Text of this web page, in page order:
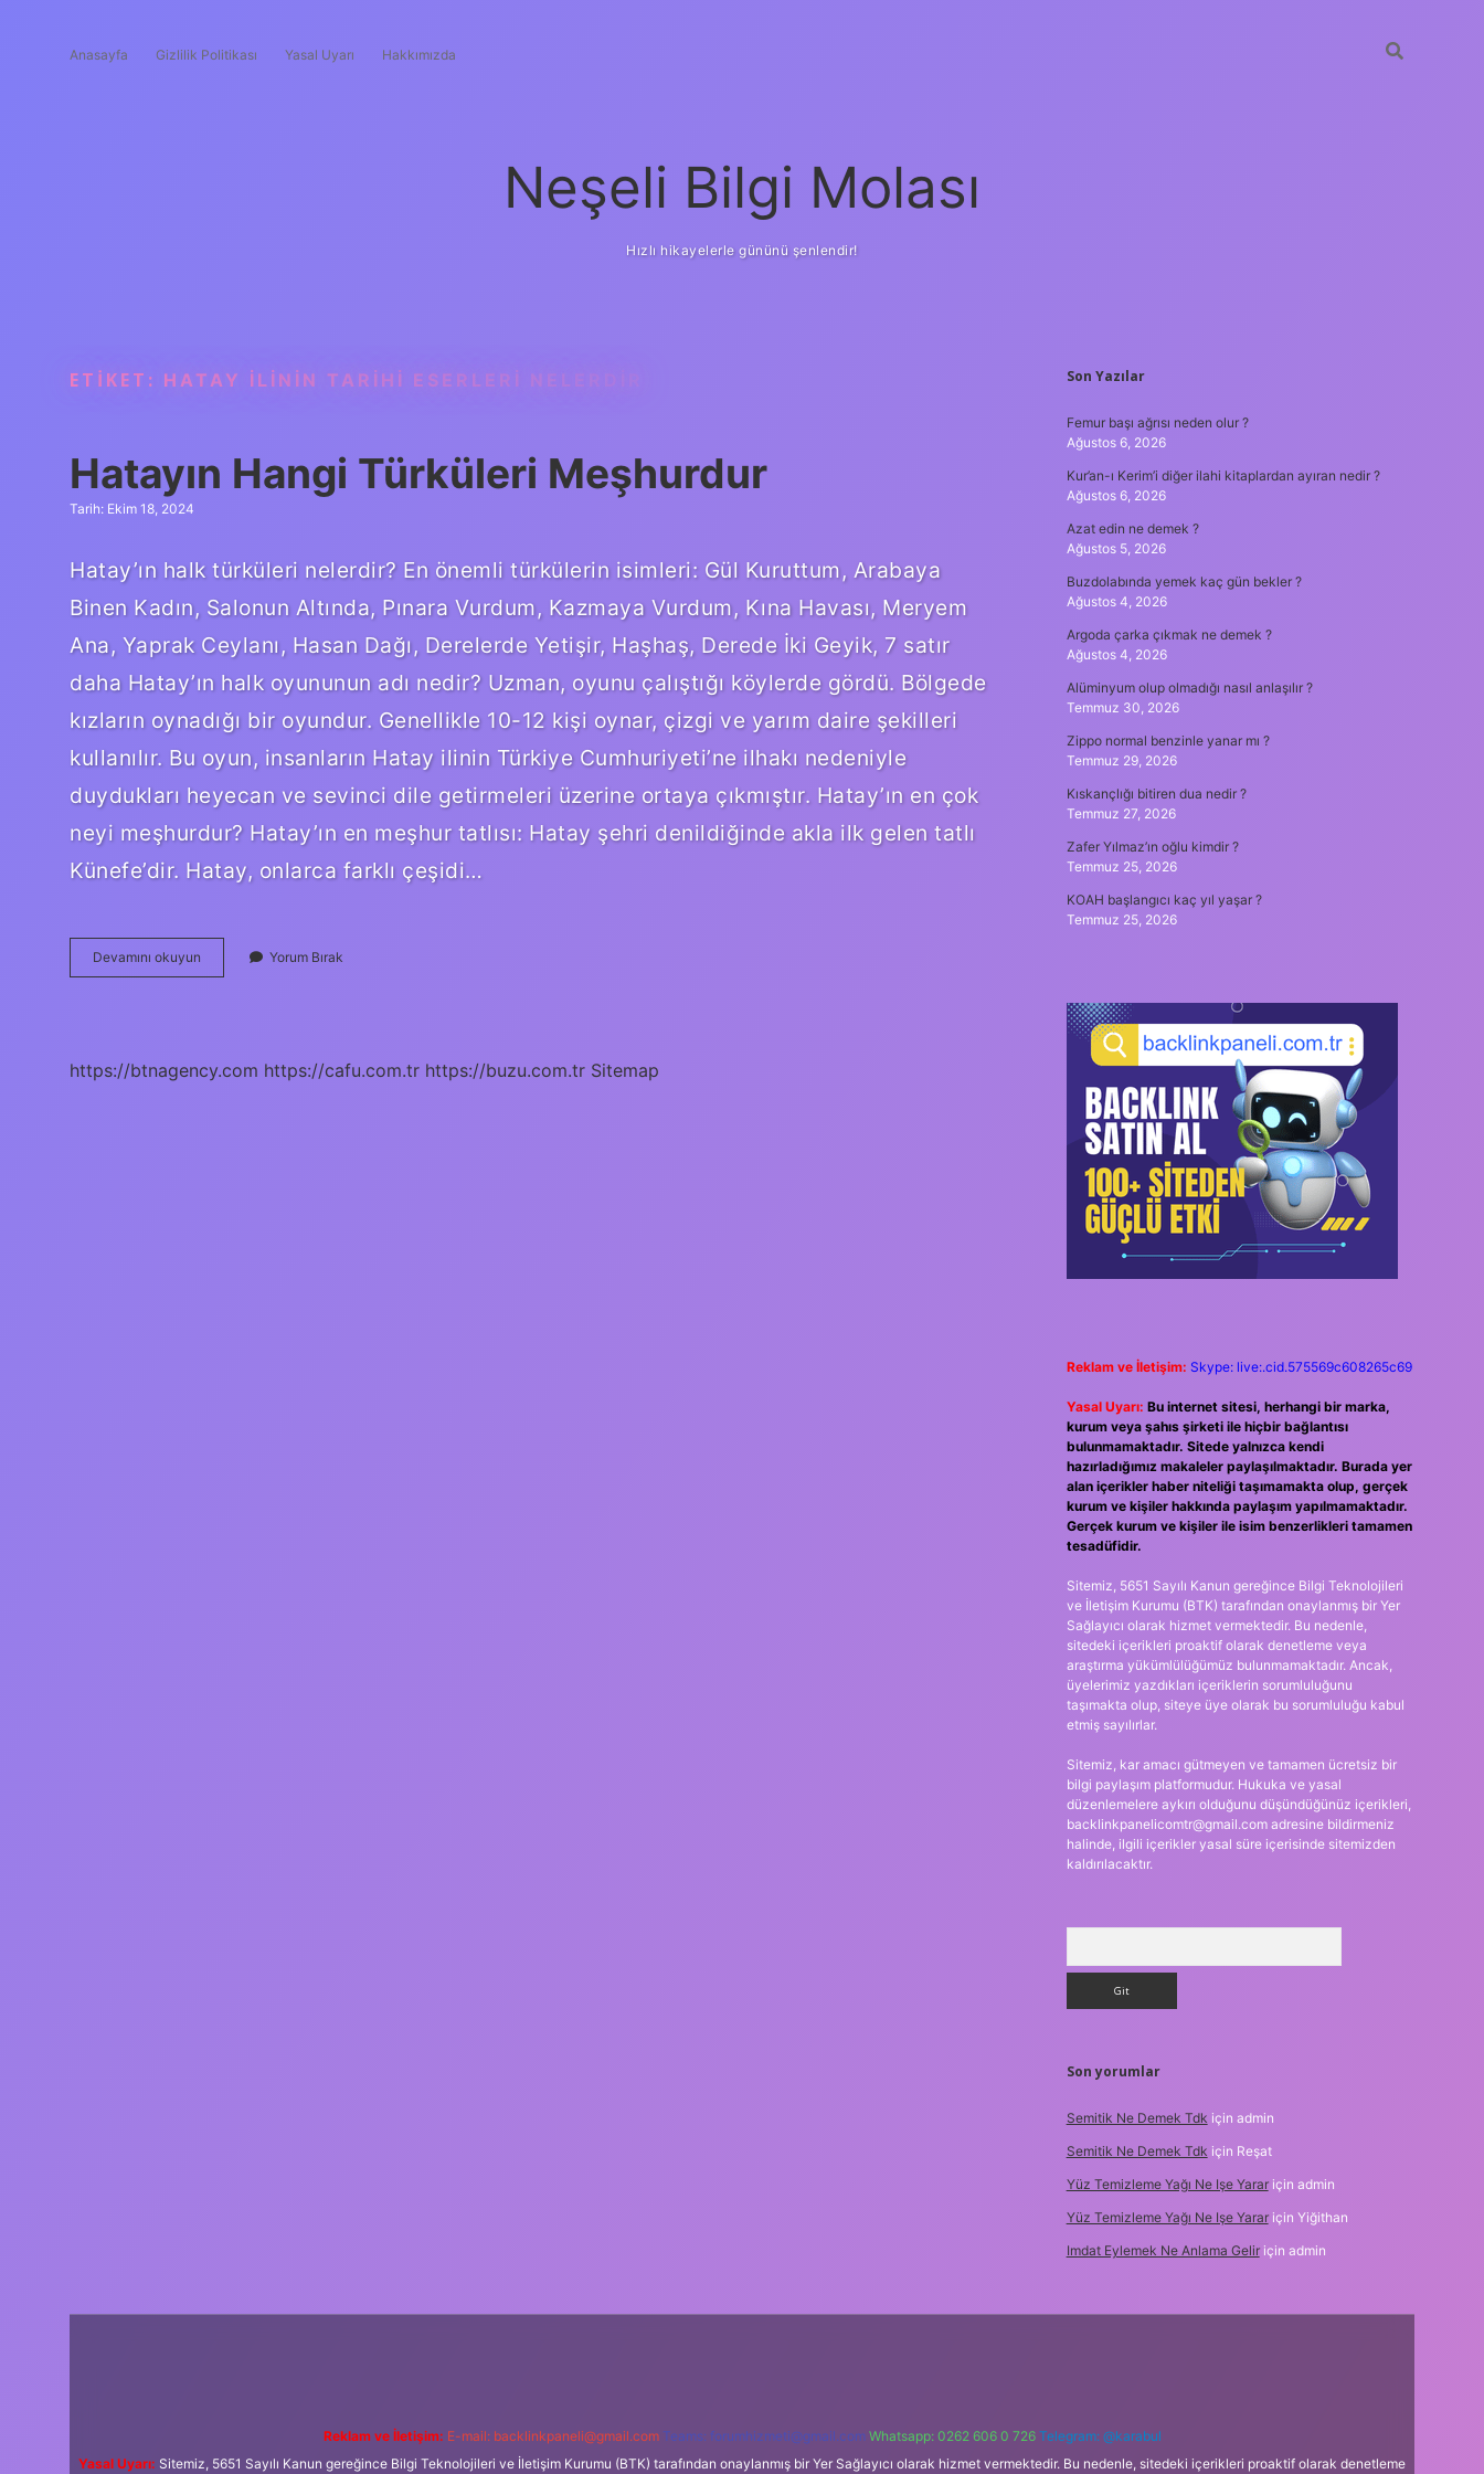
Anasayfa Gizlilik Politikası Yasal Uyarı Hakkımızda
Neşeli Bilgi Molası
Hızlı hikayelerle gününü şenlendir!
ETIKET: HATAY ILININ TARIHI ESERLERI NELERDIR
Hatayın Hangi Türküleri Meşhurdur
Tarih: Ekim 18, 2024
Hatay’ın halk türküleri nelerdir? En önemli türkülerin isimleri: Gül Kuruttum, Arabaya
Binen Kadın, Salonun Altında, Pınara Vurdum, Kazmaya Vurdum, Kına Havası, Meryem
Ana, Yaprak Ceylanı, Hasan Dağı, Derelerde Yetişir, Haşhaş, Derede İki Geyik, 7 satır
daha Hatay’ın halk oyununun adı nedir? Uzman, oyunu çalıştığı köylerde gördü. Bölgede
kızların oynadığı bir oyundur. Genellikle 10-12 kişi oynar, çizgi ve yarım daire şekilleri
kullanılır. Bu oyun, insanların Hatay ilinin Türkiye Cumhuriyeti’ne ilhakı nedeniyle
duydukları heyecan ve sevinci dile getirmeleri üzerine ortaya çıkmıştır. Hatay’ın en çok
neyi meşhurdur? Hatay’ın en meşhur tatlısı: Hatay şehri denildiğinde akla ilk gelen tatlı
Künefe’dir. Hatay, onlarca farklı çeşidi…
Devamını okuyun
Hangi
Yorum Bırak
https://btnagency.com https://cafu.com.tr https://buzu.com.tr Sitemap
SIDEBAR
Son Yazılar
Femur başı ağrısı neden olur ?
Ağustos 6, 2026
Kur’an-ı Kerim’i diğer ilahi kitaplardan ayıran nedir ?
Ağustos 6, 2026
Azat edin ne demek ?
Ağustos 5, 2026
Buzdolabında yemek kaç gün bekler ?
Ağustos 4, 2026
Argoda çarka çıkmak ne demek ?
Ağustos 4, 2026
Alüminyum olup olmadığı nasıl anlaşılır ?
Temmuz 30, 2026
Zippo normal benzinle yanar mı ?
Temmuz 29, 2026
Kıskançlığı bitiren dua nedir ?
Temmuz 27, 2026
Zafer Yılmaz’ın oğlu kimdir ?
Temmuz 25, 2026
KOAH başlangıcı kaç yıl yaşar ?
Temmuz 25, 2026
Reklam ve İletişim: Skype: live:.cid.575569c608265c69
Yasal Uyarı: Bu internet sitesi, herhangi bir marka,
kurum veya şahıs şirketi ile hiçbir bağlantısı
bulunmamaktadır. Sitede yalnızca kendi
hazırladığımız makaleler paylaşılmaktadır. Burada yer
alan içerikler haber niteliği taşımamakta olup, gerçek
kurum ve kişiler hakkında paylaşım yapılmamaktadır.
Gerçek kurum ve kişiler ile isim benzerlikleri tamamen
tesadüfidir.
Sitemiz, 5651 Sayılı Kanun gereğince Bilgi Teknolojileri
ve İletişim Kurumu (BTK) tarafından onaylanmış bir Yer
Sağlayıcı olarak hizmet vermektedir. Bu nedenle,
sitedeki içerikleri proaktif olarak denetleme veya
araştırma yükümlülüğümüz bulunmamaktadır. Ancak,
üyelerimiz yazdıkları içeriklerin sorumluluğunu
taşımakta olup, siteye üye olarak bu sorumluluğu kabul
etmiş sayılırlar.
Sitemiz, kar amacı gütmeyen ve tamamen ücretsiz bir
bilgi paylaşım platformudur. Hukuka ve yasal
düzenlemelere aykırı olduğunu düşündüğünüz içerikleri,
backlinkpanelicomtr@gmail.comadresine bildirmeniz
halinde, ilgili içerikler yasal süre içerisinde sitemizden
kaldırılacaktır.
Son yorumlar
Semitik Ne Demek Tdk için admin
Semitik Ne Demek Tdk için Reşat
Yüz Temizleme Yağı Ne Işe Yarariçin admin
Yüz Temizleme Yağı Ne Işe Yarariçin Yiğithan
Imdat Eylemek Ne Anlama Geliriçin admin
Reklam ve İletişim: E-mail: backlinkpaneli@gmail.com Teams: forumhizmeti@gmail.com Whatsapp: 0262 606 0 726 Telegram: @karabul
Yasal Uyarı: Sitemiz, 5651 Sayılı Kanun gereğince Bilgi Teknolojileri ve İletişim Kurumu (BTK) tarafından onaylanmış bir Yer Sağlayıcı olarak hizmet vermektedir. Bu nedenle, sitedeki içerikleri proaktif olarak denetleme